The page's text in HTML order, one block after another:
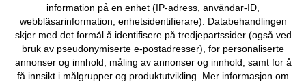
information på en enhet (IP-adress, användar-ID,
webbläsarinformation, enhetsidentifierare). Databehandlingen
skjer med det formål å identifisere på tredjepartssider (også ved
bruk av pseudonymiserte e-postadresser), for personaliserte
annonser og innhold, måling av annonser og innhold, samt for å
få innsikt i målgrupper og produktutvikling. Mer informasjon om